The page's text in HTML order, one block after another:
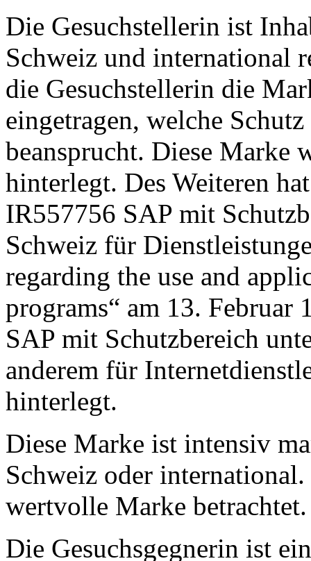
Die Gesuchstellerin ist
Schweiz und international
die Gesuchstellerin die
eingetragen, welche
beansprucht. Diese Marke
hinterlegt. Des Weiteren
IR557756 SAP mit
Schweiz für
regarding the use and
programs“ am 13.
SAP mit Schutzbereich
anderem für
hinterlegt.
Diese Marke ist intensiv
Schweiz oder
wertvolle Marke betrachtet.
Die Gesuchsgegnerin ist